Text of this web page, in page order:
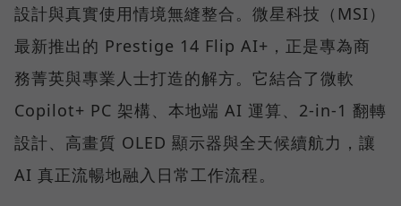
設計與真實使用情境無縫整合。微星科技（MSI）
最新推出的 Prestige 14 Flip AI+，正是專為商
務菁英與專業人士打造的解方。它結合了微軟
Copilot+ PC 架構、本地端 AI 運算、2-in-1 翻轉
設計、高畫質 OLED 顯示器與全天候續航力，讓
AI 真正流暢地融入日常工作流程。